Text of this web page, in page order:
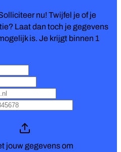
nu! Twijfel je of je
Laat dan toch je gegevens
is. Je krijgt binnen 1
jouw gegevens om